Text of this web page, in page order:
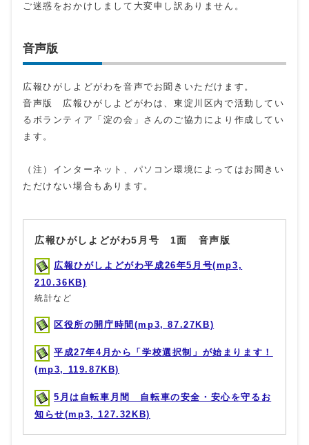
ご迷惑をおかけしまして大変申し訳ありません。
音声版
広報ひがしよどがわを音声でお聞きいただけます。
音声版 広報ひがしよどがわは、東淀川区内で活動してい
るボランティア「淀の会」さんのご協力により作成してい
ます。
（注）インターネット、パソコン環境によってはお聞きい
ただけない場合もあります。
広報ひがしよどがわ5月号 1面 音声版
広報ひがしよどがわ平成26年5月号(mp3,
210.36KB)
統計など
区役所の開庁時間(mp3, 87.27KB)
平成27年4月から「学校選択制」が始まります！
(mp3, 119.87KB)
5月は自転車月間 自転車の安全・安心を守るお
知らせ(mp3, 127.32KB)